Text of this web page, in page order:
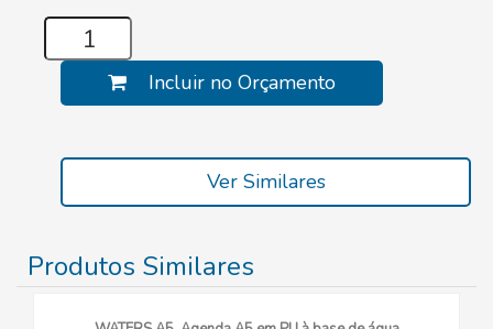
Incluir no Orçamento
Ver Similares
Produtos Similares